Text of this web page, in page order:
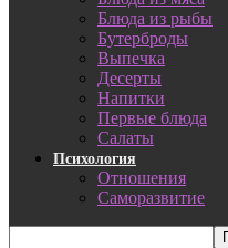
Блюда из рыбы
Бутерброды
Выпечка
Десерты
Напитки
Первые блюда
Салаты
Психология
Отношения
Саморазвитие